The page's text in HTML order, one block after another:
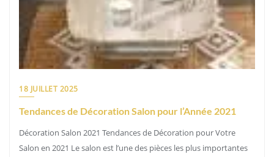
18 JUILLET 2025
Tendances de Décoration Salon pour l’Année 2021
Décoration Salon 2021 Tendances de Décoration pour Votre
Salon en 2021 Le salon est l’une des pièces les plus importantes